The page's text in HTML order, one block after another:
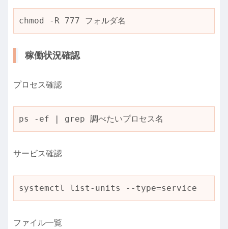
chmod -R 777 フォルダ名
稼働状況確認
プロセス確認
ps -ef | grep 調べたいプロセス名
サービス確認
systemctl list-units --type=service
ファイル一覧